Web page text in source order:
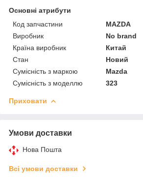
Основні атрибути
Код запчастини
MAZDA
Виробник
No brand
Країна виробник
Китай
Стан
Новий
Сумісність з маркою
Mazda
Сумісність з моделлю
323
Приховати
Умови доставки
Нова Пошта
Всі умови доставки